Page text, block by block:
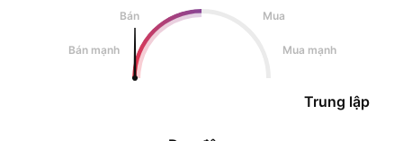
Bán
Mua
Bán mạnh Mua mạnh
Trung lập